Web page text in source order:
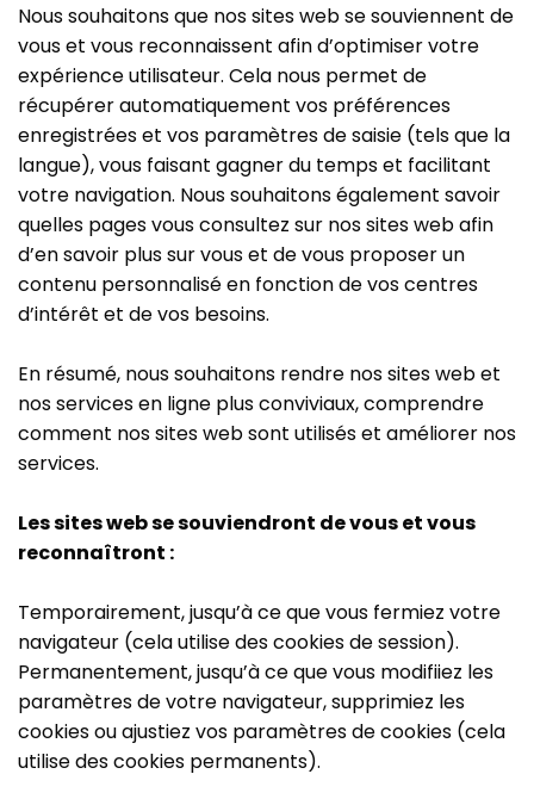
Nous souhaitons que nos sites web se souviennent de
vous et vous reconnaissent afin d’optimiser votre
expérience utilisateur. Cela nous permet de
récupérer automatiquement vos préférences
enregistrées et vos paramètres de saisie (tels que la
langue), vous faisant gagner du temps et facilitant
votre navigation. Nous souhaitons également savoir
quelles pages vous consultez sur nos sites web afin
d’en savoir plus sur vous et de vous proposer un
contenu personnalisé en fonction de vos centres
d’intérêt et de vos besoins.
En résumé, nous souhaitons rendre nos sites web et
nos services en ligne plus conviviaux, comprendre
comment nos sites web sont utilisés et améliorer nos
services.
Les sites web se souviendront de vous et vous
reconnaîtront :
Temporairement, jusqu’à ce que vous fermiez votre
navigateur (cela utilise des cookies de session).
Permanentement, jusqu’à ce que vous modifiiez les
paramètres de votre navigateur, supprimiez les
cookies ou ajustiez vos paramètres de cookies (cela
utilise des cookies permanents).